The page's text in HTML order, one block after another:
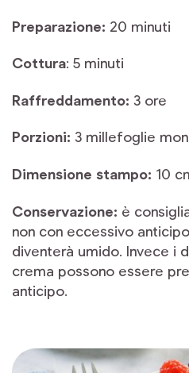
Preparazione: 20 minuti
Cottura: 5 minuti
Raffreddamento: 3 ore
Porzioni: 3 millefoglie
Dimensione stampo: 10
Conservazione: è
non con eccessivo
diventerà umido. Invece i
crema possono essere
anticipo.